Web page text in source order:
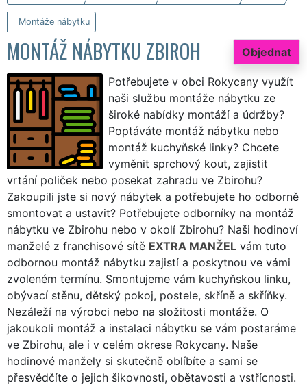
Montáže nábytku
Objednat
MONTÁŽ NÁBYTKU ZBIROH
Potřebujete v obci Rokycany využít
naši službu montáže nábytku ze
široké nabídky montáží a údržby?
Poptáváte montáž nábytku nebo
montáž kuchyňské linky? Chcete
vyměnit sprchový kout, zajistit
vrtání poliček nebo posekat zahradu ve Zbirohu?
Zakoupili jste si nový nábytek a potřebujete ho odborně
smontovat a ustavit? Potřebujete odborníky na montáž
nábytku ve Zbirohu nebo v okolí Zbirohu? Naši hodinoví
manželé z franchisové sítě EXTRA MANŽEL vám tuto
odbornou montáž nábytku zajistí a poskytnou ve vámi
zvoleném termínu. Smontujeme vám kuchyňskou linku,
obývací stěnu, dětský pokoj, postele, skříně a skříňky.
Nezáleží na výrobci nebo na složitosti montáže. O
jakoukoli montáž a instalaci nábytku se vám postaráme
ve Zbirohu, ale i v celém okrese Rokycany. Naše
hodinové manžely si skutečně oblíbíte a sami se
přesvědčíte o jejich šikovnosti, obětavosti a vstřícnosti.